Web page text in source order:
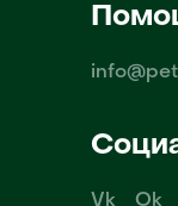
Vk Ok